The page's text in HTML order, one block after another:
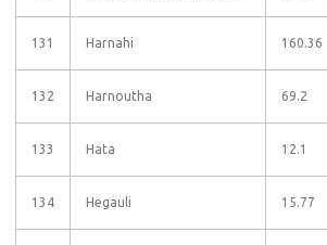
131 Harnahi 160.36
132 Harnoutha 69.2
133 Hata 12.1
134 Hegauli 15.77